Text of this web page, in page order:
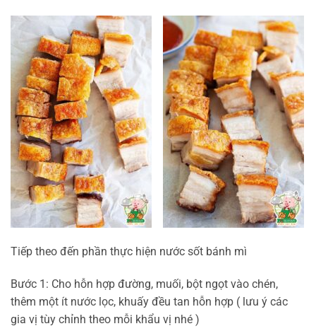
Tiếp theo đến phần thực hiện nước sốt bánh mì
Bước 1: Cho hỗn hợp đường, muối, bột ngọt vào chén,
thêm một ít nước lọc, khuấy đều tan hỗn hợp ( lưu ý các
gia vị tùy chỉnh theo mỗi khẩu vị nhé )